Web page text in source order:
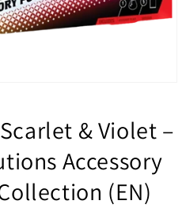
& Violet –
Accessory
(EN)